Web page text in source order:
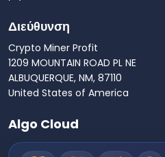
Διεύθυνση
Crypto Miner Profit
1209 MOUNTAIN ROAD PL NE
ALBUQUERQUE, NM, 87110
United States of America
Algo Cloud